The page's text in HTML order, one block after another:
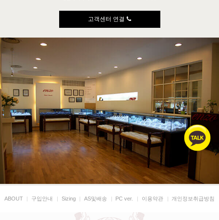
고객센터 연결
ABOUT | 구입안내 | Sizing | AS및배송 | PC ver. | 이용약관 | 개인정보취급방침